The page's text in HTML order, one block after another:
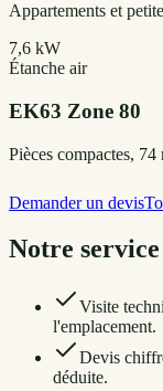
Appartements et
7,6 kW
Étanche air
EK63 Zone 80
Pièces compactes, 74
Demander un devis
Notre
Visite
l'emplacement.
Devis
déduite.